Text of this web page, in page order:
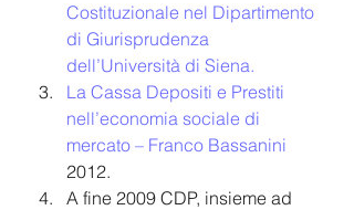
Costituzionale nel Dipartimento
di Giurisprudenza
dell’Università di Siena.
La Cassa Depositi e Prestiti
nell’economia sociale di
mercato – Franco Bassanini
2012.
A fine 2009 CDP, insieme ad